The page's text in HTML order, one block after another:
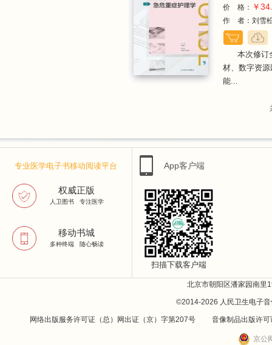
价 格： ￥
作 者：刘雪
本次修订
材、数字资
能...
专业医学电子书移动阅读平台
权威正版
人卫图书 专注医学
移动书城
多种终端 随心畅读
App客户端
扫描下载客户端
北京市朝阳区潘家园南里
©2014-2026 人民卫生电子
网络出版服务许可证（总）网出证（京）字第207号 音像制品出版许
京公